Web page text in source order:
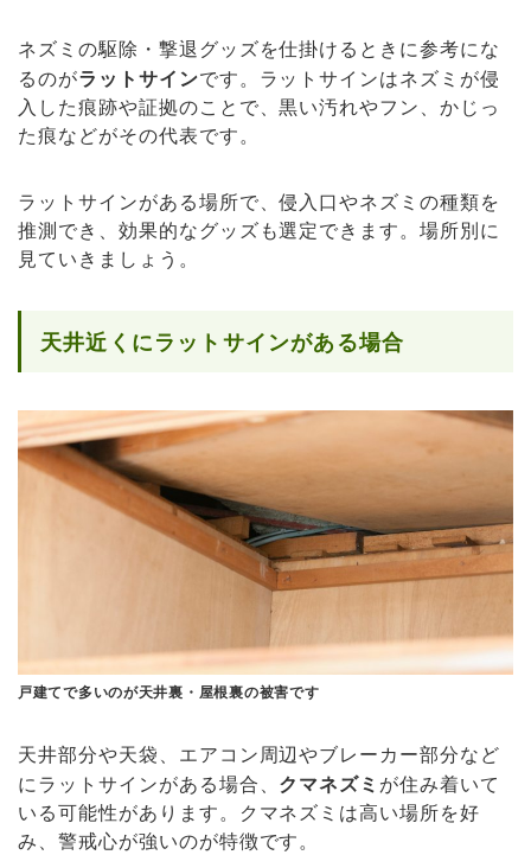
ネズミの駆除・撃退グッズを仕掛けるときに参考にな
るのがラットサインです。ラットサインはネズミが侵
入した痕跡や証拠のことで、黒い汚れやフン、かじっ
た痕などがその代表です。
ラットサインがある場所で、侵入口やネズミの種類を
推測でき、効果的なグッズも選定できます。場所別に
見ていきましょう。
天井近くにラットサインがある場合
戸建てで多いのが天井裏・屋根裏の被害です
天井部分や天袋、エアコン周辺やブレーカー部分など
にラットサインがある場合、 クマネズミ が住み着いて
いる可能性があります。クマネズミは高い場所を好
み、警戒心が強いのが特徴です。